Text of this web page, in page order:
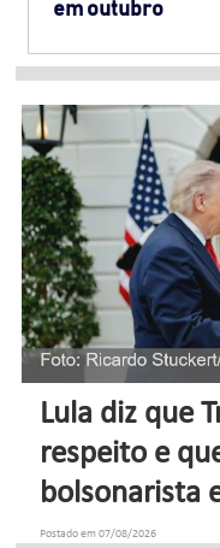
em outubro
Lula diz que
respeito e
bolsonarista
Postado em 07/08/2026